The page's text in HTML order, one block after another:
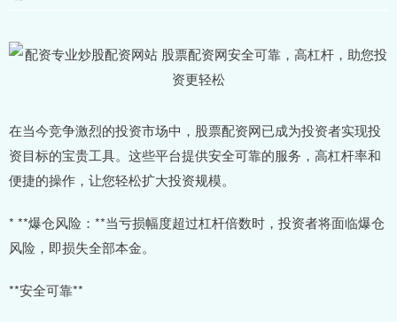
在当今竞争激烈的投资市场中，股票配资网已成为投资者实现投
资目标的宝贵工具。这些平台提供安全可靠的服务，高杠杆率和
便捷的操作，让您轻松扩大投资规模。
* **爆仓风险：**当亏损幅度超过杠杆倍数时，投资者将面临爆仓
风险，即损失全部本金。
**安全可靠**